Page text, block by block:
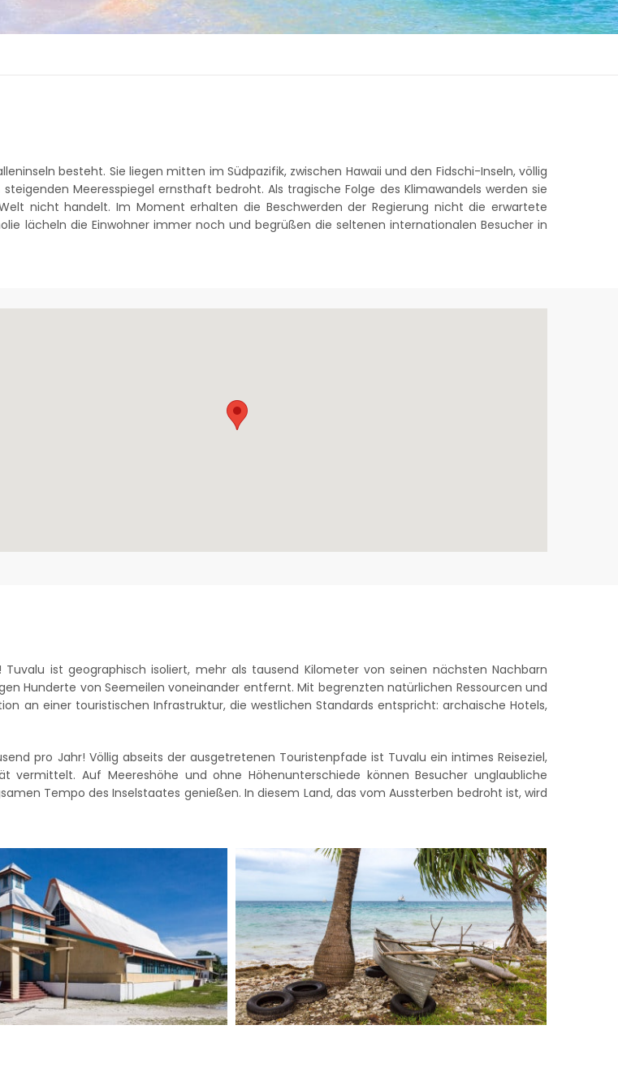
besteht. Sie liegen mitten im Südpazifik, zwischen Hawaii und den Fidschi-Inseln, völlig
Meeresspiegel ernsthaft bedroht. Als tragische Folge des Klimawandels werden sie
nicht handelt. Im Moment erhalten die Beschwerden der Regierung nicht die erwartete
lächeln die Einwohner immer noch und begrüßen die seltenen internationalen Besucher in
ist geographisch isoliert, mehr als tausend Kilometer von seinen nächsten Nachbarn
Hunderte von Seemeilen voneinander entfernt. Mit begrenzten natürlichen Ressourcen und
an einer touristischen Infrastruktur, die westlichen Standards entspricht: archaische Hotels,
pro Jahr! Völlig abseits der ausgetretenen Touristenpfade ist Tuvalu ein intimes Reiseziel,
vermittelt. Auf Meereshöhe und ohne Höhenunterschiede können Besucher unglaubliche
Tempo des Inselstaates genießen. In diesem Land, das vom Aussterben bedroht ist, wird